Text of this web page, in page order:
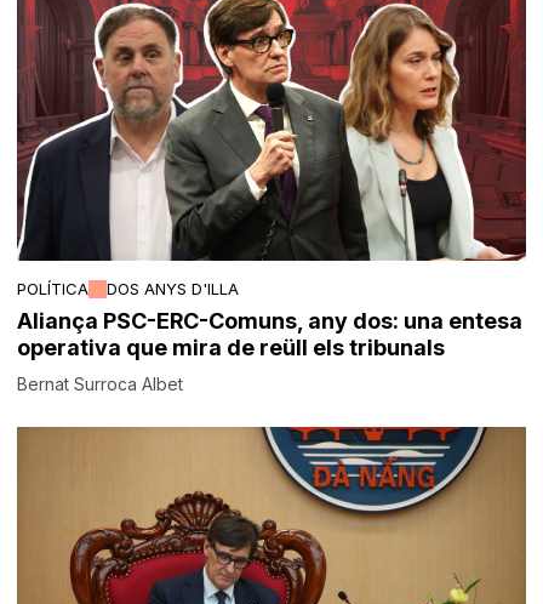
POLÍTICA DOS ANYS D'ILLA
Aliança PSC-ERC-Comuns, any dos: una entesa
operativa que mira de reüll els tribunals
Bernat Surroca Albet